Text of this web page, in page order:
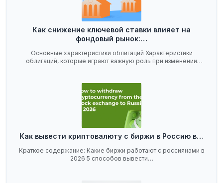
Как снижение ключевой ставки влияет на
фондовый рынок:…
Основные характеристики облигаций Характеристики
облигаций, которые играют важную роль при изменении
Как вывести криптовалюту с биржи в Россию в…
Краткое содержание: Какие биржи работают с россиянами в
2026 5 способов вывести…